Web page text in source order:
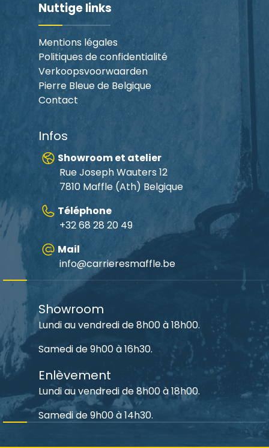
Nuttige links
Mentions légales
Politiques de confidentialité
Verkoopsvoorwaarden
Pierre Bleue de Belgique
Contact
Infos
Showroom et atelier
Rue Joseph Wauters 12
7810 Maffle (Ath) Belgique
Téléphone
+32 68 28 20 49
Mail
info@carrieresmaffle.be
Showroom
Lundi au vendredi de 8h00 à 18h00.
Samedi de 9h00 à 16h30.
Enlèvement
Lundi au vendredi de 8h00 à 18h00.
Samedi de 9h00 à 14h30.